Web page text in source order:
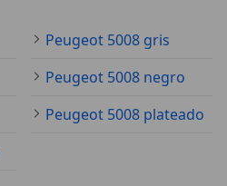
Peugeot 5008 gris
Peugeot 5008 negro
Peugeot 5008 plateado